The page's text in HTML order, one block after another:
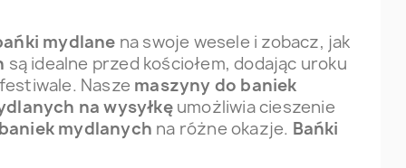
mydlane na swoje wesele i zobacz, jak
są idealne przed kościołem, dodając uroku
Nasze maszyny do baniek
na wysyłkęumożliwia cieszenie
mydlanych na różne okazje. Bańki